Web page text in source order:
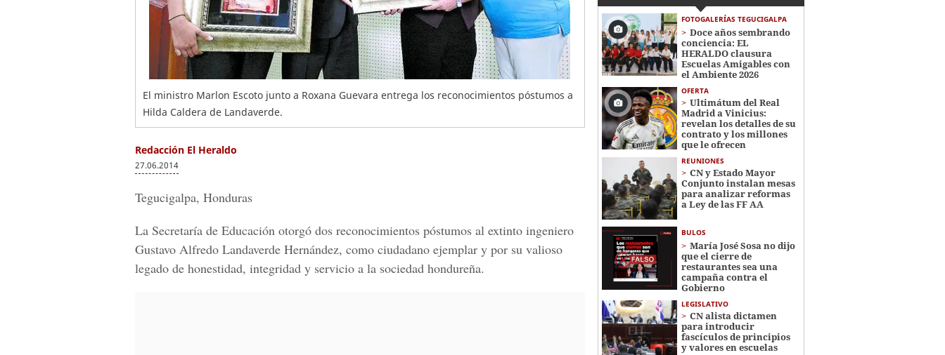
El ministro Marlon Escoto junto a Roxana Guevara entrega los reconocimientos póstumos a
Hilda Caldera de Landaverde.
Redacción El Heraldo
27.06.2014
Tegucigalpa, Honduras
La Secretaría de Educación otorgó dos reconocimientos póstumos al extinto ingeniero
Gustavo Alfredo Landaverde Hernández, como ciudadano ejemplar y por su valioso
legado de honestidad, integridad y servicio a la sociedad hondureña.
FOTOGALERÍAS TEGUCIGALPA
Doce años sembrando
conciencia: EL
HERALDO clausura
Escuelas Amigables con
el Ambiente 2026
OFERTA
Ultimátum del Real
Madrid a Vinicius:
revelan los detalles de su
contrato y los millones
que le ofrecen
REUNIONES
CN y Estado Mayor
Conjunto instalan mesas
para analizar reformas
a Ley de las FF AA
BULOS
María José Sosa no dijo
que el cierre de
restaurantes sea una
campaña contra el
Gobierno
LEGISLATIVO
CN alista dictamen
para introducir
fascículos de principios
y valores en escuelas